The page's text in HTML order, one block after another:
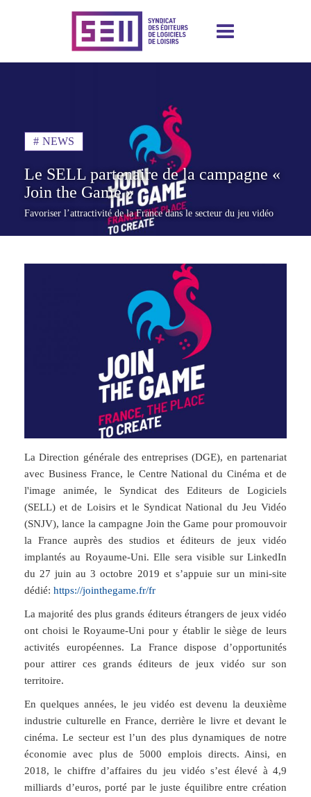
NEWS
Le SELL partenaire de la campagne «
Join the Game »
Favoriser l’attractivité de la France dans le secteur du jeu vidéo
La Direction générale des entreprises (DGE), en partenariat
avec Business France, le Centre National du Cinéma et de
l'image animée, le Syndicat des Editeurs de Logiciels
(SELL) et de Loisirs et le Syndicat National du Jeu Vidéo
(SNJV), lance la campagne Join the Game pour promouvoir
la France auprès des studios et éditeurs de jeux vidéo
implantés au Royaume-Uni. Elle sera visible sur LinkedIn
du 27 juin au 3 octobre 2019 et s’appuie sur un mini-site
dédié: https://jointhegame.fr/fr
La majorité des plus grands éditeurs étrangers de jeux vidéo
ont choisi le Royaume-Uni pour y établir le siège de leurs
activités européennes. La France dispose d’opportunités
pour attirer ces grands éditeurs de jeux vidéo sur son
territoire.
En quelques années, le jeu vidéo est devenu la deuxième
industrie culturelle en France, derrière le livre et devant le
cinéma. Le secteur est l’un des plus dynamiques de notre
économie avec plus de 5000 emplois directs. Ainsi, en
2018, le chiffre d’affaires du jeu vidéo s’est élevé à 4,9
milliards d’euros, porté par le juste équilibre entre création